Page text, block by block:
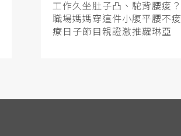
工作久坐肚子凸、駝背腰痠？
職場媽媽穿這件小腹平腰不痠
療日子節目親證激推蘿琳亞